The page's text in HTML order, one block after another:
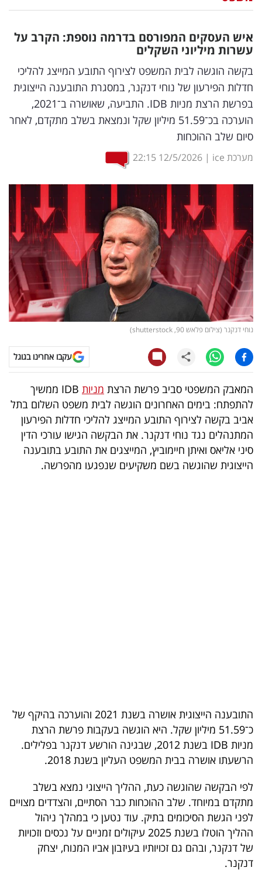
דיגיטל
וטק
שיווק
ופרסום
משפט
ומחקרים
דעות
רכילות
עסקית
קריפטו
ויראלי
עסקי
ספורט
קריירה
ולימודים
מינויים
הכלכלי
פודקאסט
40
UNDER
40
שיתופי
פעולה
איש העסקים המפורסם בדרמה נוספת: הקרב על
עשרות מיליוני השקלים
בקשה הוגשה לבית המשפט לצירוף התובע המייצג להליכי
חדלות הפירעון של נוחי דנקנר, במסגרת התובענה הייצוגית
בפרשת הרצת מניות IDB. התביעה, שאושרה ב־2021,
הוערכה בכ־51.59 מיליון שקל ונמצאת בשלב מתקדם, לאחר
סיום שלב ההוכחות
מערכת ice |
12/5/2026
22:15
נוחי דנקנר (צילום פלאש 90, shutterstock)
עקבו אחרינו בגוגל
המאבק המשפטי סביב פרשת הרצת מניות
IDB ממשיך
להתפתח: בימים האחרונים הוגשה לבית משפט השלום בתל
אביב בקשה לצירוף התובע המייצג להליכי חדלות הפירעון
המתנהלים נגד נוחי דנקנר. את הבקשה הגישו עורכי הדין
סיני אליאס ואיתן חיימוביץ, המייצגים את התובע בתובענה
הייצוגית שהוגשה בשם משקיעים שנפגעו מהפרשה.
התובענה הייצוגית אושרה בשנת 2021 והוערכה בהיקף של
כ־51.59 מיליון שקל. היא הוגשה בעקבות פרשת הרצת
מניות IDB בשנת 2012, שבגינה הורשע דנקנר בפלילים.
הרשעתו אושרה בבית המשפט העליון בשנת 2018.
לפי הבקשה שהוגשה כעת, ההליך הייצוגי נמצא בשלב
מתקדם במיוחד. שלב ההוכחות כבר הסתיים, והצדדים מצויים
לפני הגשת הסיכומים בתיק. עוד נטען כי במהלך ניהול
ההליך הוטלו בשנת 2025 עיקולים זמניים על נכסים וזכויות
של דנקנר, ובהם גם זכויותיו בעיזבון אביו המנוח, יצחק
דנקנר.